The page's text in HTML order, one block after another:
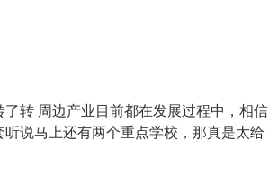
转 周边产业目前都在发展过程中，相信
说马上还有两个重点学校，那真是太给